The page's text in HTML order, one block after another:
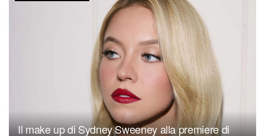
Il make up di Sydney Sweeney alla premiere di